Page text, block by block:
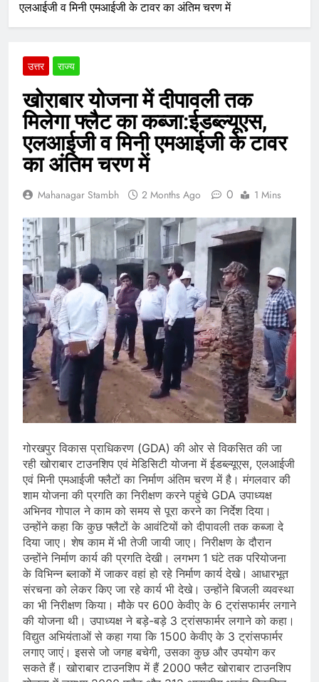
एलआईजी व मिनी एमआईजी के टावर का अंतिम चरण में
उत्तर राज्य
खोराबार योजना में दीपावली तक
मिलेगा फ्लैट का कब्जा:ईडब्ल्यूएस,
एलआईजी व मिनी एमआईजी के टावर
का अंतिम चरण में
Mahanagar Stambh 2 Months Ago 0 1 Mins
गोरखपुर विकास प्राधिकरण (GDA) की ओर से विकसित की जा
रही खोराबार टाउनशिप एवं मेडिसिटी योजना में ईडब्ल्यूएस, एलआईजी
एवं मिनी एमआईजी फ्लैटों का निर्माण अंतिम चरण में है। मंगलवार की
शाम योजना की प्रगति का निरीक्षण करने पहुंचे GDA उपाध्यक्ष
अभिनव गोपाल ने काम को समय से पूरा करने का निर्देश दिया।
उन्होंने कहा कि कुछ फ्लैटों के आवंटियों को दीपावली तक कब्जा दे
दिया जाए। शेष काम में भी तेजी जायी जाए। निरीक्षण के दौरान
उन्होंने निर्माण कार्य की प्रगति देखी। लगभग 1 घंटे तक परियोजना
के विभिन्न ब्लाकों में जाकर वहां हो रहे निर्माण कार्य देखे। आधारभूत
संरचना को लेकर किए जा रहे कार्य भी देखे। उन्होंने बिजली व्यवस्था
का भी निरीक्षण किया। मौके पर 600 केवीए के 6 ट्रांसफार्मर लगाने
की योजना थी। उपाध्यक्ष ने बड़े-बड़े 3 ट्रांसफार्मर लगाने को कहा।
विद्युत अभियंताओं से कहा गया कि 1500 केवीए के 3 ट्रांसफार्मर
लगाए जाएं। इससे जो जगह बचेगी, उसका कुछ और उपयोग कर
सकते हैं। खोराबार टाउनशिप में हैं 2000 फ्लैट खोराबार टाउनशिप